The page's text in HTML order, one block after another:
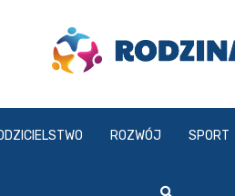
rodzina24.pl
ROZWÓJ SPORT